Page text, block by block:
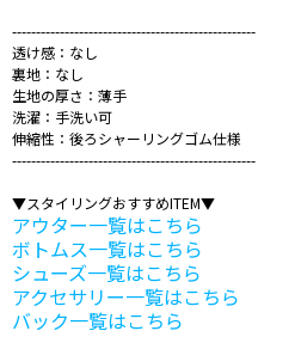
---------------------------------------------------
透け感：なし
裏地：なし
生地の厚さ：薄手
洗濯：手洗い可
伸縮性：後ろシャーリングゴム仕様
---------------------------------------------------
▼スタイリングおすすめITEM▼
アウター一覧はこちら
ボトムス一覧はこちら
シューズ一覧はこちら
アクセサリー一覧はこちら
バック一覧はこちら